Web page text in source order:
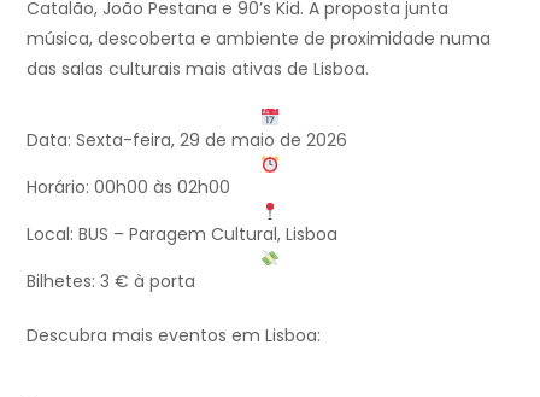
Catalão, João Pestana e 90’s Kid. A proposta junta
música, descoberta e ambiente de proximidade numa
das salas culturais mais ativas de Lisboa.
Data: Sexta-feira, 29 de maio de 2026
Horário: 00h00 às 02h00
Local: BUS – Paragem Cultural, Lisboa
Bilhetes: 3 € à porta
Descubra mais eventos em Lisboa: